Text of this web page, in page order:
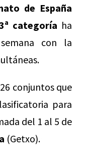
de España
categoría ha
con la
conjuntos que
para
del 1 al 5 de
(Getxo).